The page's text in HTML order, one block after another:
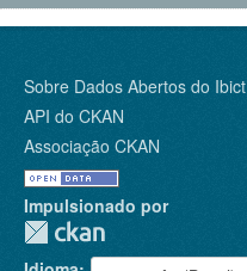
Sobre Dados Abertos do Ibict
API do CKAN
Associação CKAN
Impulsionado por